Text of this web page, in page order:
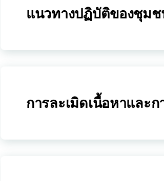
แนวทางปฏิบัติของชุม
การละเมิดเนื้อหาและ